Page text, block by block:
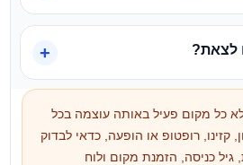
לצאת?
לא כל מקום פעיל באותה עוצמה בכל
קזינו, רופטופ או הופעה, כדאי לבדוק
גיל כניסה, הזמנת מקום ולוח